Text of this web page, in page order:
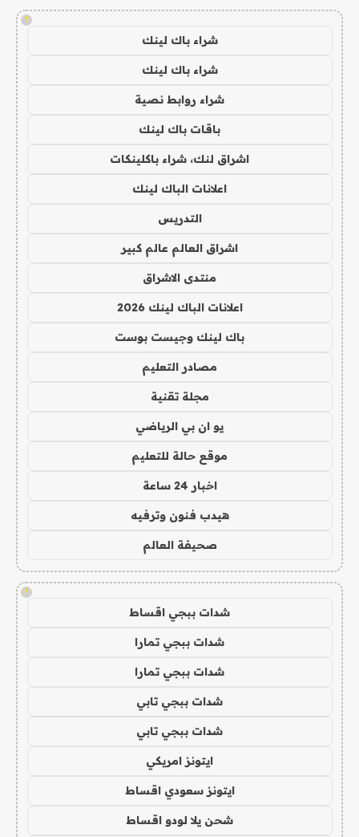
!
شراء باك لينك
شراء باك لينك
شراء روابط نصية
باقات باك لينك
اشراق لنك، شراء باكلينكات
اعلانات الباك لينك
التدريس
اشراق العالم عالم كبير
منتدى الاشراق
اعلانات الباك لينك 2026
باك لينك وجيست بوست
مصادر التعليم
مجلة تقنية
يو ان بي الرياضي
موقع حالة للتعليم
اخبار 24 ساعة
هيدب فنون وترفيه
صحيفة العالم
!
شدات ببجي اقساط
شدات ببجي تمارا
شدات ببجي تمارا
شدات ببجي تابي
شدات ببجي تابي
ايتونز امريكي
ايتونز سعودي اقساط
شحن يلا لودو اقساط